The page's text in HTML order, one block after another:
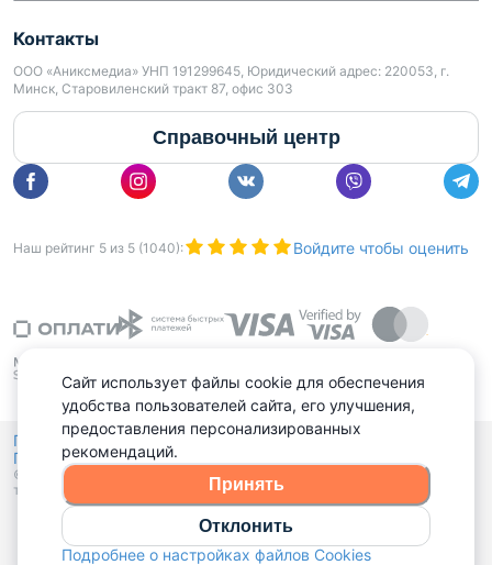
Контакты
ООО «Аниксмедиа» УНП 191299645, Юридический адрес: 220053, г.
Минск, Старовиленский тракт 87, офис 303
Справочный центр
Наш рейтинг 5 из 5 (1040): Войдите чтобы оценить
Политика конфиденциальности,
Политика обработки файлов куки
© 2015 - 2026, Domovita.by. Копирование материалов допускается
только при наличии активной ссылки.
Сайт использует файлы cookie для обеспечения
удобства пользователей сайта, его улучшения,
предоставления персонализированных
рекомендаций.
Принять
Отклонить
Подробнее о настройках файлов Cookies